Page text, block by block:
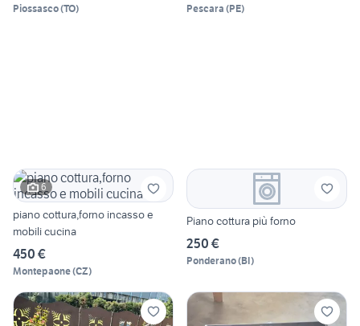
Piossasco(TO) Pescara (PE)
6
piano cottura,forno incasso e
mobili cucina
450 €
Montepaone(CZ)
Piano cottura più forno
250 €
Ponderano(BI)